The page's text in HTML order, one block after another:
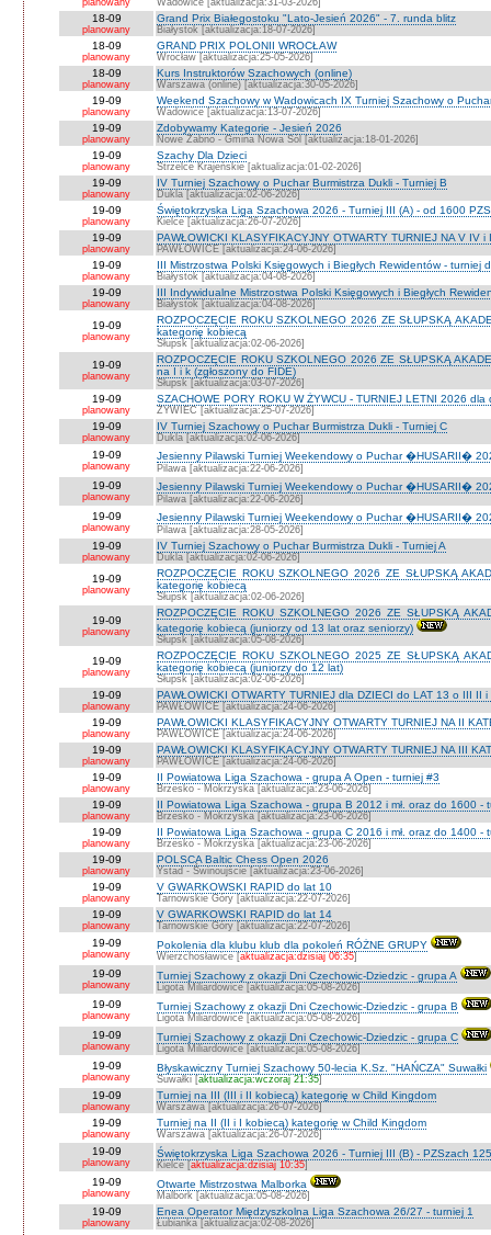
planowany Wadowice [aktualizacja:31-03-2026]
18-09
planowany
Grand Prix Białegostoku "Lato-Jesień 2026" - 7. runda blitz
Białystok [aktualizacja:18-07-2026]
18-09
planowany
GRAND PRIX POLONII WROCŁAW
Wrocław [aktualizacja:25-05-2026]
18-09
planowany
Kurs Instruktorów Szachowych (online)
Warszawa (online) [aktualizacja:30-05-2026]
19-09
planowany
Weekend Szachowy w Wadowicach IX Turniej Szachowy o
Wadowice [aktualizacja:13-07-2026]
19-09
planowany
Zdobywamy Kategorie - Jesień 2026
Nowe Żabno - Gmina Nowa Sól [aktualizacja:18-01-2026]
19-09
planowany
Szachy Dla Dzieci
Strzelce Krajeńskie [aktualizacja:01-02-2026]
19-09
planowany
IV Turniej Szachowy o Puchar Burmistrza Dukli - Turniej B
Dukla [aktualizacja:02-06-2026]
19-09
planowany
Świętokrzyska Liga Szachowa 2026 - Turniej III (A) - od 1600
Kielce [aktualizacja:26-07-2026]
19-09
planowany
PAWŁOWICKI KLASYFIKACYJNY OTWARTY TURNIEJ NA V IV i
PAWŁOWICE [aktualizacja:24-06-2026]
19-09
planowany
III Mistrzostwa Polski Księgowych i Biegłych Rewidentów - turniej
Białystok [aktualizacja:04-08-2026]
19-09
planowany
III Indywidualne Mistrzostwa Polski Księgowych i Biegłych
Białystok [aktualizacja:04-08-2026]
19-09
planowany
ROZPOCZĘCIE ROKU SZKOLNEGO 2026 ZE SŁUPSKĄ
kategorię kobiecą
Słupsk [aktualizacja:02-06-2026]
19-09
planowany
ROZPOCZĘCIE ROKU SZKOLNEGO 2026 ZE SŁUPSKĄ
na I i k (zgłoszony do FIDE)
Słupsk [aktualizacja:03-07-2026]
19-09
planowany
SZACHOWE PORY ROKU W ŻYWCU - TURNIEJ LETNI 2026 dla
ŻYWIEC [aktualizacja:25-07-2026]
19-09
planowany
IV Turniej Szachowy o Puchar Burmistrza Dukli - Turniej C
Dukla [aktualizacja:02-06-2026]
19-09
planowany
Jesienny Pilawski Turniej Weekendowy o Puchar �HUSARII�
Pilawa [aktualizacja:22-06-2026]
19-09
planowany
Jesienny Pilawski Turniej Weekendowy o Puchar �HUSARII�
Pilawa [aktualizacja:22-06-2026]
19-09
planowany
Jesienny Pilawski Turniej Weekendowy o Puchar �HUSARII�
Pilawa [aktualizacja:28-05-2026]
19-09
planowany
IV Turniej Szachowy o Puchar Burmistrza Dukli - Turniej A
Dukla [aktualizacja:02-06-2026]
19-09
planowany
ROZPOCZĘCIE ROKU SZKOLNEGO 2026 ZE SŁUPSKĄ
kategorię kobiecą
Słupsk [aktualizacja:02-06-2026]
19-09
planowany
ROZPOCZĘCIE ROKU SZKOLNEGO 2026 ZE SŁUPSKĄ
kategorię kobiecą (juniorzy od 13 lat oraz seniorzy)
Słupsk [aktualizacja:05-08-2026]
19-09
planowany
ROZPOCZĘCIE ROKU SZKOLNEGO 2025 ZE SŁUPSKĄ
kategorię kobiecą (juniorzy do 12 lat)
Słupsk [aktualizacja:02-06-2026]
19-09
planowany
PAWŁOWICKI OTWARTY TURNIEJ dla DZIECI do LAT 13 o III II
PAWŁOWICE [aktualizacja:24-06-2026]
19-09
planowany
PAWŁOWICKI KLASYFIKACYJNY OTWARTY TURNIEJ NA II
PAWŁOWICE [aktualizacja:24-06-2026]
19-09
planowany
PAWŁOWICKI KLASYFIKACYJNY OTWARTY TURNIEJ NA III
PAWŁOWICE [aktualizacja:24-06-2026]
19-09
planowany
II Powiatowa Liga Szachowa - grupa A Open - turniej #3
Brzesko - Mokrzyska [aktualizacja:23-06-2026]
19-09
planowany
II Powiatowa Liga Szachowa - grupa B 2012 i mł. oraz do 1600 -
Brzesko - Mokrzyska [aktualizacja:23-06-2026]
19-09
planowany
II Powiatowa Liga Szachowa - grupa C 2016 i mł. oraz do 1400 -
Brzesko - Mokrzyska [aktualizacja:23-06-2026]
19-09
planowany
POLSCA Baltic Chess Open 2026
Ystad - Świnoujście [aktualizacja:23-06-2026]
19-09
planowany
V GWARKOWSKI RAPID do lat 10
Tarnowskie Góry [aktualizacja:22-07-2026]
19-09
planowany
V GWARKOWSKI RAPID do lat 14
Tarnowskie Góry [aktualizacja:22-07-2026]
19-09
planowany
Pokolenia dla klubu klub dla pokoleń RÓŻNE GRUPY
Wierzchosławice [aktualizacja:dzisiaj 06:35]
19-09
planowany
Turniej Szachowy z okazji Dni Czechowic-Dziedzic - grupa A
Ligota Miliardowice [aktualizacja:05-08-2026]
19-09
planowany
Turniej Szachowy z okazji Dni Czechowic-Dziedzic - grupa B
Ligota Miliardowice [aktualizacja:05-08-2026]
19-09
planowany
Turniej Szachowy z okazji Dni Czechowic-Dziedzic - grupa C
Ligota Miliardowice [aktualizacja:05-08-2026]
19-09
planowany
Błyskawiczny Turniej Szachowy 50-lecia K.Sz. "HAŃCZA" Suwałki
Suwałki [aktualizacja:wczoraj 21:35]
19-09
planowany
Turniej na III (III i II kobiecą) kategorię w Child Kingdom
Warszawa [aktualizacja:26-07-2026]
19-09
planowany
Turniej na II (II i I kobiecą) kategorię w Child Kingdom
Warszawa [aktualizacja:26-07-2026]
19-09
planowany
Świętokrzyska Liga Szachowa 2026 - Turniej III (B) - PZSzach
Kielce [aktualizacja:dzisiaj 10:35]
19-09
planowany
Otwarte Mistrzostwa Malborka
Malbork [aktualizacja:05-08-2026]
19-09
planowany
Enea Operator Międzyszkolna Liga Szachowa 26/27 - turniej 1
Łubianka [aktualizacja:02-08-2026]